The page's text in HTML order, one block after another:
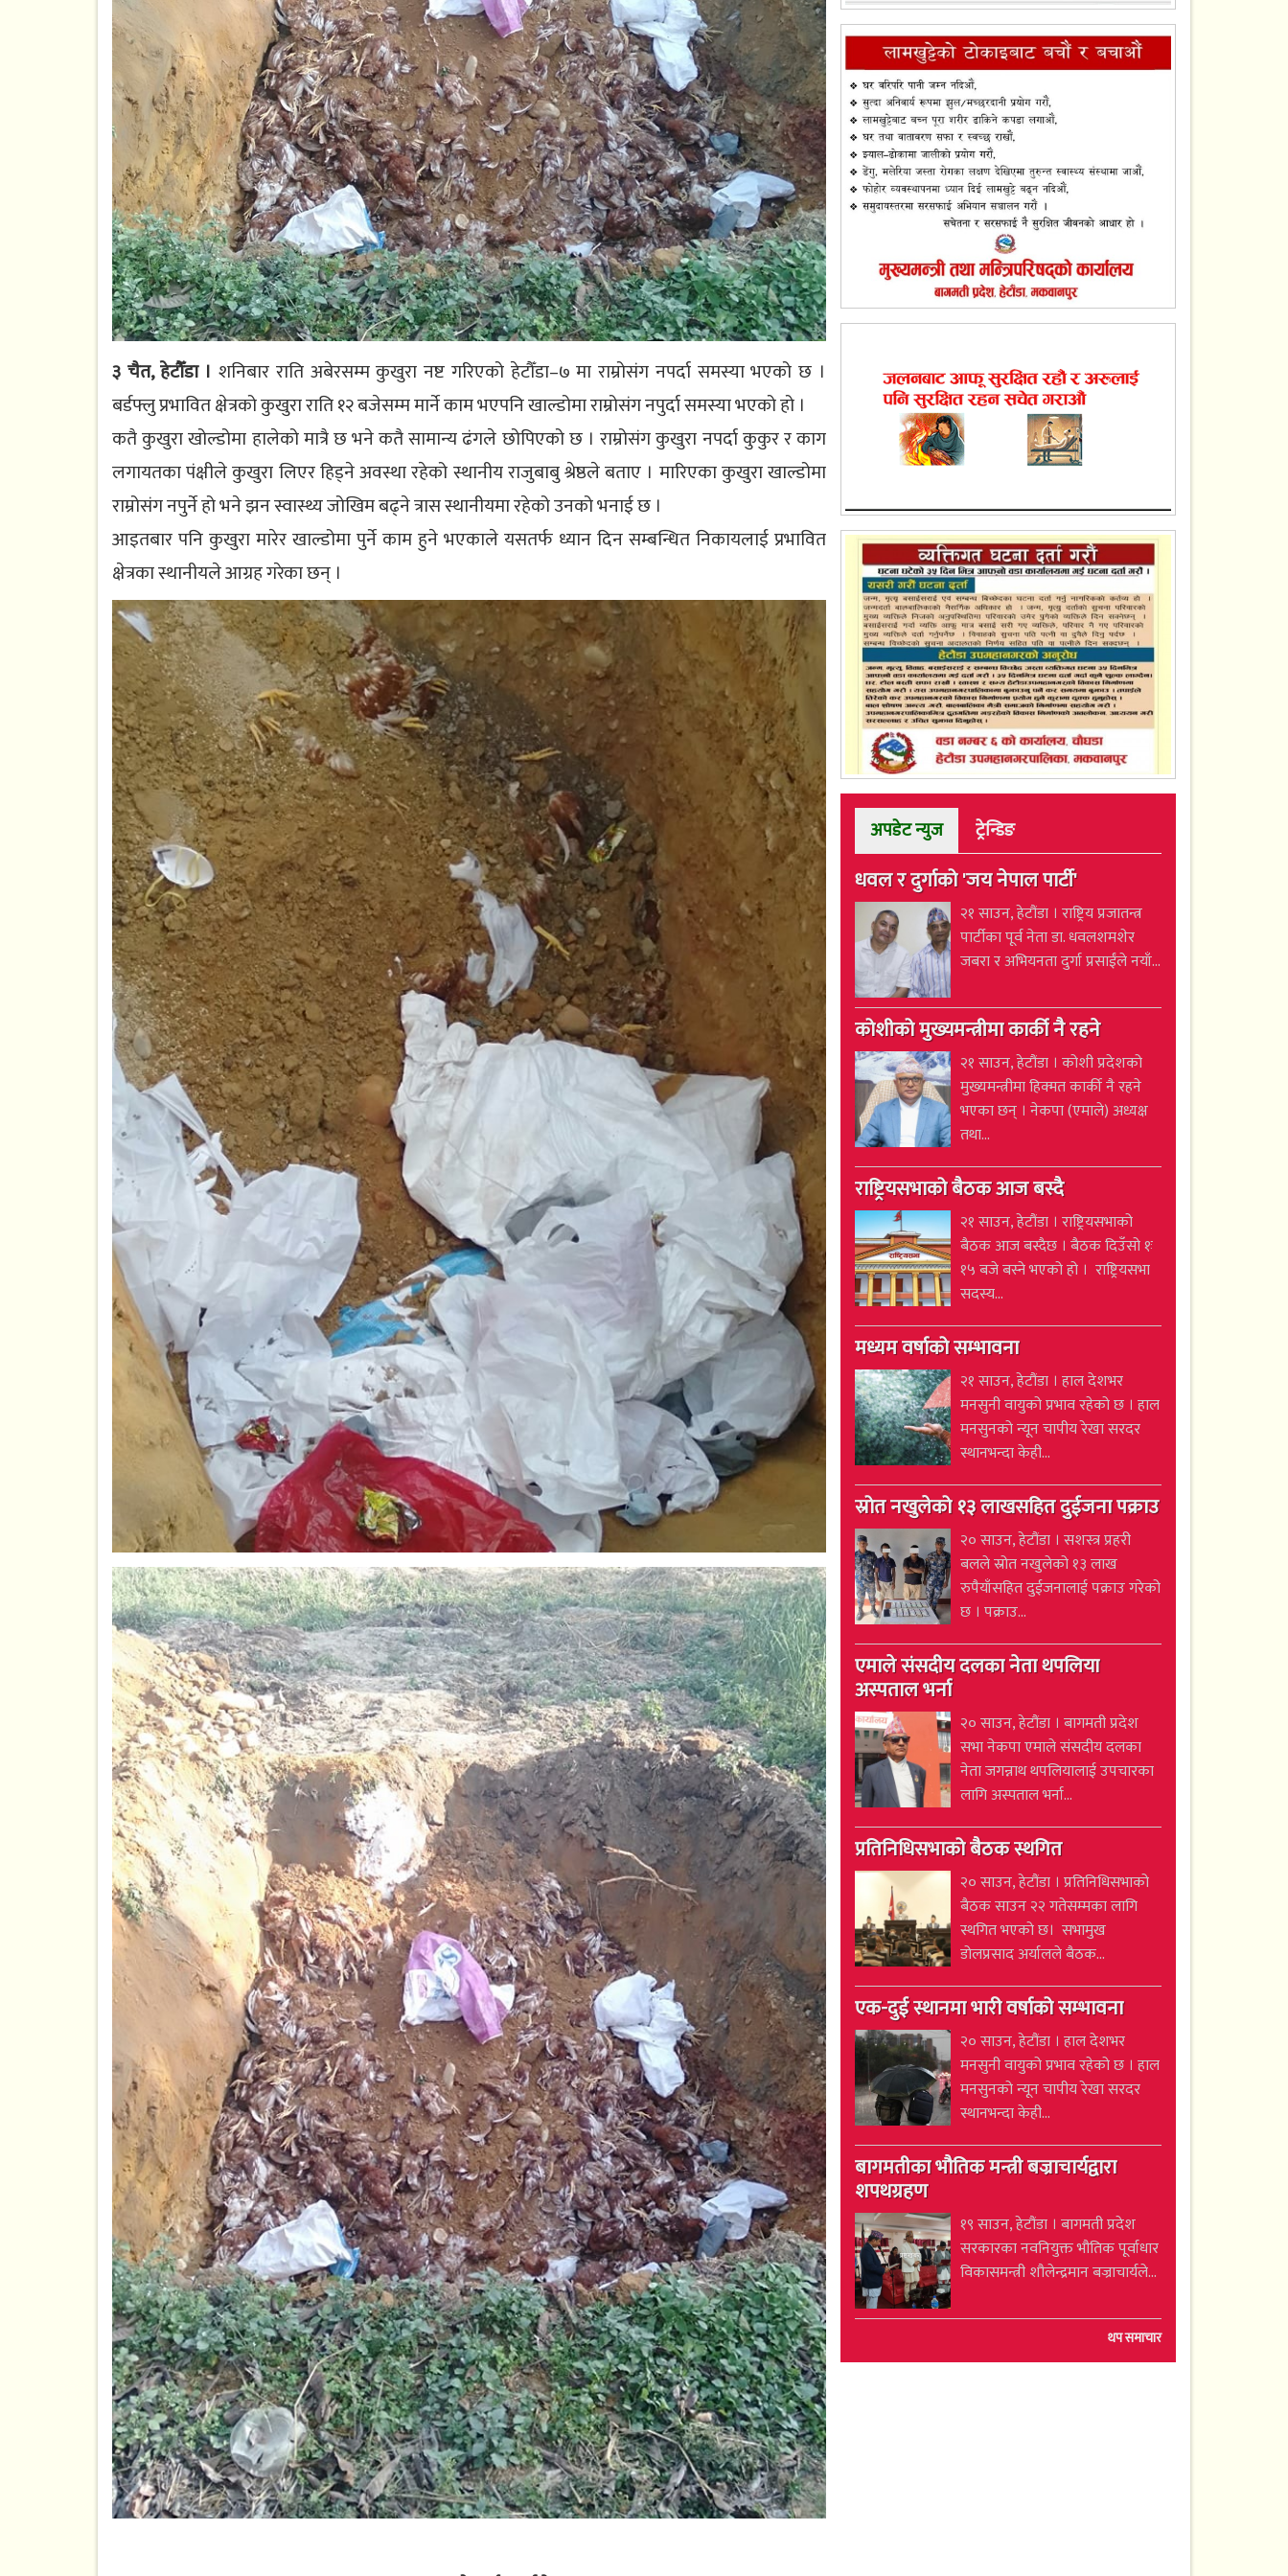
३ चैत, हेटौँडा ।शनिबार राति अबेरसम्म कुखुरा नष्ट गरिएको हेटौँडा–७ मा राम्रोसंग नपर्दा समस्या भएको छ ।
बर्डफ्लु प्रभावित क्षेत्रको कुखुरा राति १२ बजेसम्म मार्ने काम भएपनि खाल्डोमा राम्रोसंग नपुर्दा समस्या भएको हो ।
कतै कुखुरा खोल्डोमा हालेको मात्रै छ भने कतै सामान्य ढंगले छोपिएको छ । राम्रोसंग कुखुरा नपर्दा कुकुर र काग
लगायतका पंक्षीले कुखुरा लिएर हिड्ने अवस्था रहेको स्थानीय राजुबाबु श्रेष्ठले बताए । मारिएका कुखुरा खाल्डोमा
राम्रोसंग नपुर्ने हो भने झन स्वास्थ्य जोखिम बढ्ने त्रास स्थानीयमा रहेको उनको भनाई छ ।
आइतबार पनि कुखुरा मारेर खाल्डोमा पुर्ने काम हुने भएकाले यसतर्फ ध्यान दिन सम्बन्धित निकायलाई प्रभावित
क्षेत्रका स्थानीयले आग्रह गरेका छन् ।
अपडेट न्युज ट्रेन्डिङ
धवल र दुर्गाको 'जय नेपाल पार्टी'
२१ साउन, हेटौंडा । राष्ट्रिय प्रजातन्त्र
पार्टीका पूर्व नेता डा. धवलशमशेर
जबरा र अभियनता दुर्गा प्रसाईंले नयाँ...
कोशीको मुख्यमन्त्रीमा कार्की नै रहने
२१ साउन, हेटौंडा । कोशी प्रदेशको
मुख्यमन्त्रीमा हिक्मत कार्की नै रहने
भएका छन् । नेकपा (एमाले) अध्यक्ष
तथा...
राष्ट्रियसभाको बैठक आज बस्दै
२१ साउन, हेटौंडा । राष्ट्रियसभाको
बैठक आज बस्दैछ । बैठक दिउँसो १ः
१५ बजे बस्ने भएको हो । राष्ट्रियसभा
सदस्य...
मध्यम वर्षाको सम्भावना
२१ साउन, हेटौंडा । हाल देशभर
मनसुनी वायुको प्रभाव रहेको छ । हाल
मनसुनको न्यून चापीय रेखा सरदर
स्थानभन्दा केही...
स्रोत नखुलेको १३ लाखसहित दुईजना पक्राउ
२० साउन, हेटौंडा । सशस्त्र प्रहरी
बलले स्रोत नखुलेको १३ लाख
रुपैयाँसहित दुईजनालाई पक्राउ गरेको
छ । पक्राउ...
एमाले संसदीय दलका नेता थपलिया
अस्पताल भर्ना
२० साउन, हेटौंडा । बागमती प्रदेश
सभा नेकपा एमाले संसदीय दलका
नेता जगन्नाथ थपलियालाई उपचारका
लागि अस्पताल भर्ना...
प्रतिनिधिसभाको बैठक स्थगित
२० साउन, हेटौंडा । प्रतिनिधिसभाको
बैठक साउन २२ गतेसम्मका लागि
स्थगित भएको छ। सभामुख
डोलप्रसाद अर्यालले बैठक...
एक-दुई स्थानमा भारी वर्षाको सम्भावना
२० साउन, हेटौंडा । हाल देशभर
मनसुनी वायुको प्रभाव रहेको छ । हाल
मनसुनको न्यून चापीय रेखा सरदर
स्थानभन्दा केही...
बागमतीका भौतिक मन्त्री बज्राचार्यद्वारा
शपथग्रहण
१९ साउन, हेटौंडा । बागमती प्रदेश
सरकारका नवनियुक्त भौतिक पूर्वाधार
विकासमन्त्री शौलेन्द्रमान बज्राचार्यले...
थप समाचार